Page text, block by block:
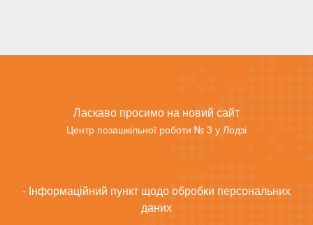
Ласкаво просимо на новий сайт
Центр позашкільної роботи № 3 у Лодзі
- Інформаційний пункт щодо обробки персональних
даних